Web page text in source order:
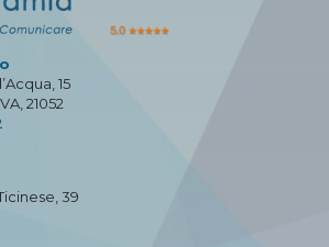
15
21052
39